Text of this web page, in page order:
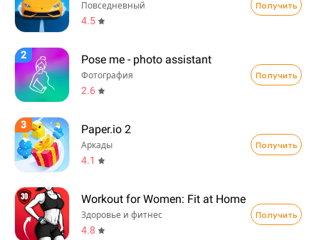
Повседневный
4.5
Получить
2 Pose me - photo assistant
Фотография
2.6
Получить
3 Paper.io 2
Аркады
4.1
Получить
Workout for Women: Fit at Home
Здоровье и фитнес
4.8
Получить